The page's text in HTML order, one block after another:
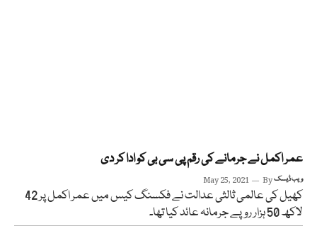
عمر اکمل نے جرمانے کی رقم پی سی بی کو ادا کر دی
May 25, 2021 Byویب ڈیسک
کھیل کی عالمی ثالثی عدالت نے فکسنگ کیس میں عمر اکمل پر 42
لاکھ 50 ہزار روپے جرمانہ عائد کیا تھا۔